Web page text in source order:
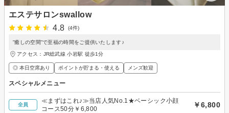
エステサロンswallow
4.8
(4件)
”癒しの空間”で至福の時間をご提供いたします♪
アクセス：JR総武線 小岩駅 徒歩1分
◎ 本日空席あり ポイントが貯まる・使える メンズ歓迎
スペシャルメニュー
全員
≪まずはこれ♪≫当店人気No.1★ベーシック小顔
コース50分￥6,800
￥6,800